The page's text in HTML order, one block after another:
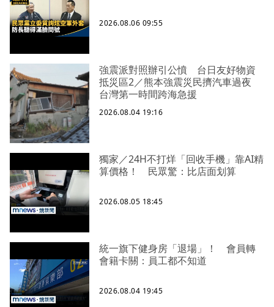
2026.08.06 09:55
強震派對照辦引公憤 台日友好物資
抵災區2／熊本強震災民擠汽車過夜
台灣第一時間跨海急援
2026.08.04 19:16
獨家／24H不打烊「回收手機」靠AI精
算價格！ 民眾驚：比店面划算
2026.08.05 18:45
統一旗下健身房「退場」！ 會員轉
會籍卡關：員工都不知道
2026.08.04 19:45